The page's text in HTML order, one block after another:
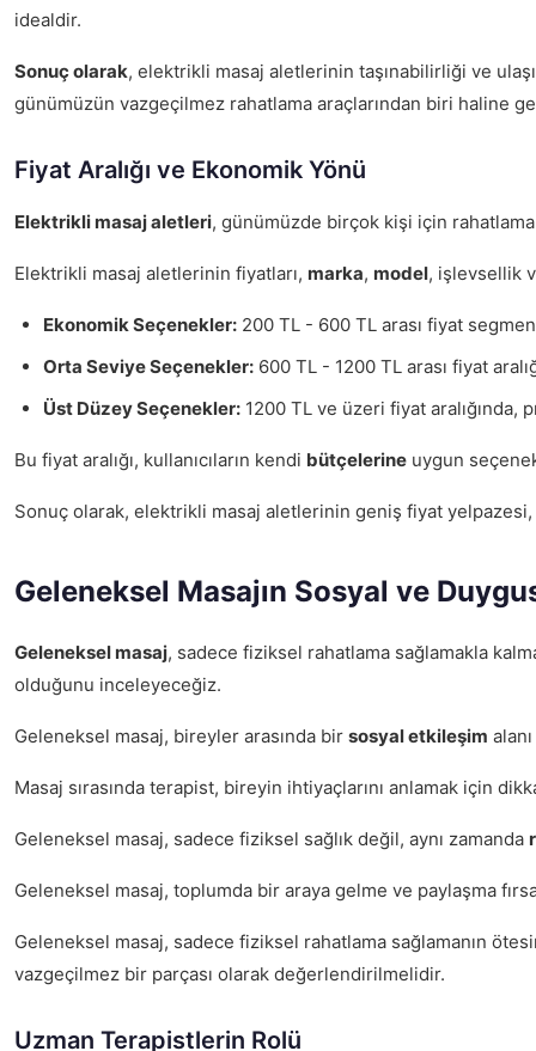
idealdir.
Sonuç olarak, elektrikli masaj aletlerinin taşınabilirliği ve
günümüzün vazgeçilmez rahatlama araçlarından biri haline
Fiyat Aralığı ve Ekonomik Yönü
Elektrikli masaj aletleri, günümüzde birçok kişi için
Elektrikli masaj aletlerinin fiyatları, marka, model, işlevsellik
Ekonomik Seçenekler: 200 TL - 600 TL arası fiyat
Orta Seviye Seçenekler: 600 TL - 1200 TL arası fiyat
Üst Düzey Seçenekler: 1200 TL ve üzeri fiyat aralığında,
Bu fiyat aralığı, kullanıcıların kendi bütçelerine uygun
Sonuç olarak, elektrikli masaj aletlerinin geniş fiyat yelpazesi,
Geleneksel Masajın Sosyal ve
Geleneksel masaj, sadece fiziksel rahatlama sağlamakla
olduğunu inceleyeceğiz.
Geleneksel masaj, bireyler arasında bir sosyal etkileşim
Masaj sırasında terapist, bireyin ihtiyaçlarını anlamak için
Geleneksel masaj, sadece fiziksel sağlık değil, aynı zamanda
Geleneksel masaj, toplumda bir araya gelme ve paylaşma
Geleneksel masaj, sadece fiziksel rahatlama sağlamanın
vazgeçilmez bir parçası olarak değerlendirilmelidir.
Uzman Terapistlerin Rolü